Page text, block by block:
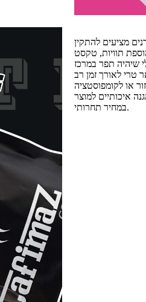
מציעים להתקין
תוויות, טקסט
טרי לאורך זמן רב
איכותיים למוצר
במחיר תחרותי.